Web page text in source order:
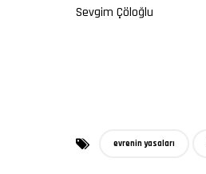
Sevgim Çöloğlu
evrenin yasaları